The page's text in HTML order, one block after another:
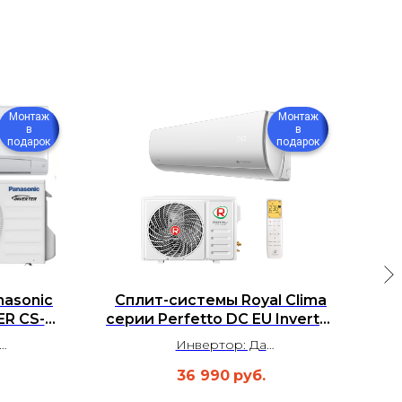
Монтаж
в
подарок
CS-
Монтаж
в
подарок
Сплит-системы Royal Clima
серии Perfetto DC EU Inverter
RCI-PFC30HN
Инвертор: Да
Уровень шума: 20 дБ
36 990 руб.